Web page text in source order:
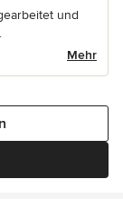
und
Mehr